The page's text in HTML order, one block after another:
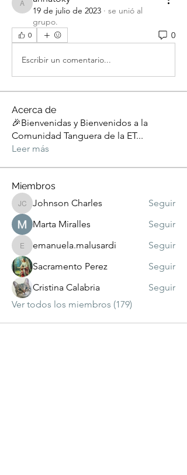
annatoky
19 de julio de 2023 · se unió al
grupo.
0 0
Escribir un comentario...
Acerca de
🎉Bienvenidas y Bienvenidos a la
Comunidad Tanguera de la ET...
Leer más
Miembros
Johnson Charles
Johnson Charles
Seguir
Marta Miralles
Seguir
emanuela.malusardi
emanuela.malusardi
Seguir
Sacramento Perez
Seguir
Cristina Calabria
Seguir
Ver todos los miembros (179)